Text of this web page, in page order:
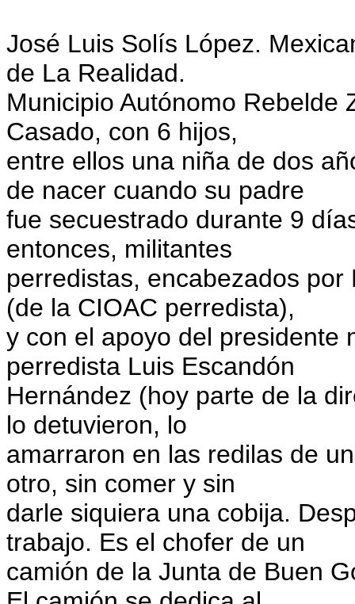
José Luis Solís López.
de La Realidad.
Municipio Autónomo Rebelde
Casado, con 6 hijos,
entre ellos una niña de dos
de nacer cuando su padre
fue secuestrado durante 9
entonces, militantes
perredistas, encabezados
(de la CIOAC perredista),
y con el apoyo del presidente
perredista Luis Escandón
Hernández (hoy parte de la
lo detuvieron, lo
amarraron en las redilas de
otro, sin comer y sin
darle siquiera una cobija.
trabajo. Es el chofer de un
camión de la Junta de Buen